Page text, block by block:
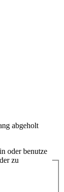
abgeholt
oder benutze
zu